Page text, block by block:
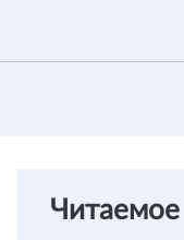
Читаемое